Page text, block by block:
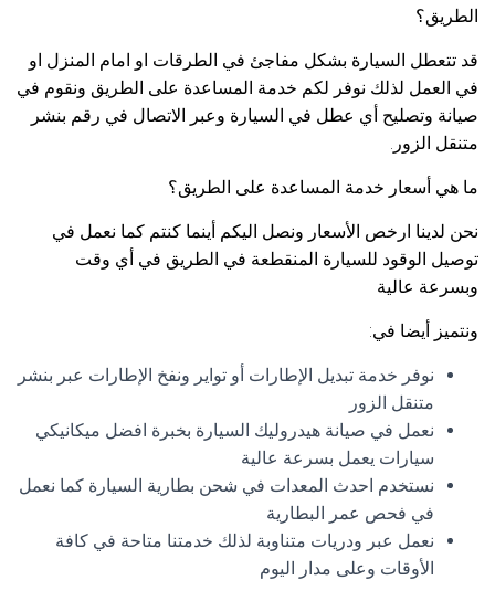
الطريق؟
قد تتعطل السيارة بشكل مفاجئ في الطرقات او امام المنزل او
في العمل لذلك نوفر لكم خدمة المساعدة على الطريق ونقوم في
صيانة وتصليح أي عطل في السيارة وعبر الاتصال في رقم بنشر
متنقل الزور.
ما هي أسعار خدمة المساعدة على الطريق؟
نحن لدينا ارخص الأسعار ونصل اليكم أينما كنتم كما نعمل في
توصيل الوقود للسيارة المنقطعة في الطريق في أي وقت
وبسرعة عالية
ونتميز أيضا في:
نوفر خدمة تبديل الإطارات أو تواير ونفخ الإطارات عبر بنشر
متنقل الزور
نعمل في صيانة هيدروليك السيارة بخبرة افضل ميكانيكي
سيارات يعمل بسرعة عالية
نستخدم احدث المعدات في شحن بطارية السيارة كما نعمل
في فحص عمر البطارية
نعمل عبر ودريات متناوبة لذلك خدمتنا متاحة في كافة
الأوقات وعلى مدار اليوم